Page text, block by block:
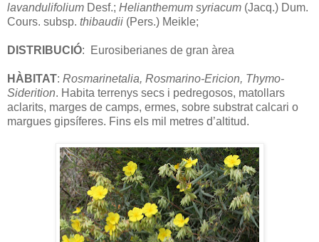
lavandulifolium Desf.; Helianthemum syriacum (Jacq.) Dum.
Cours. subsp. thibaudii (Pers.) Meikle;
DISTRIBUCIÓ: Eurosiberianes de gran àrea
HÀBITAT: Rosmarinetalia, Rosmarino-Ericion, Thymo-
Siderition. Habita terrenys secs i pedregosos, matollars
aclarits, marges de camps, ermes, sobre substrat calcari o
margues gipsíferes. Fins els mil metres d’altitud.